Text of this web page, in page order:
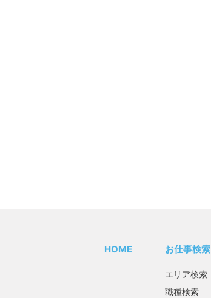
HOME お仕事検索
エリア検索
職種検索